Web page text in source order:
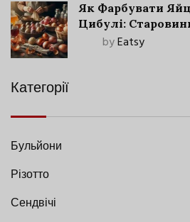
Як Фарбувати
Цибулі:
Сучасними
byEatsy
Категорії
Бульйони
Різотто
Сендвічі